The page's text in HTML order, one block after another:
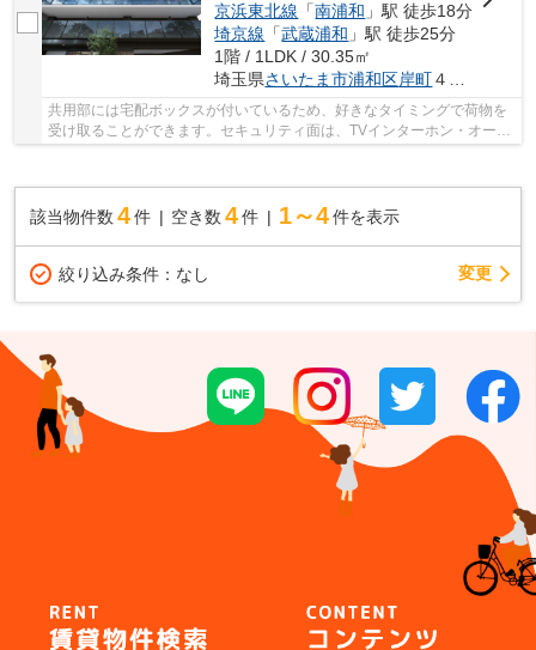
京浜東北線 「南浦和 」駅 徒歩18分
埼京線 「武蔵浦和 」駅 徒歩25分
1階 / 1LDK / 30.35㎡
埼玉県さいたま市浦和区岸町４丁目１０-６
共用部には宅配ボックスが付いているため、好きなタイミングで荷物を
受け取ることができます。セキュリティ面は、TVインターホン・オート
該当物件数 4件 空き数 4 件 1～4 件を表示
絞り込み条件： なし 変更